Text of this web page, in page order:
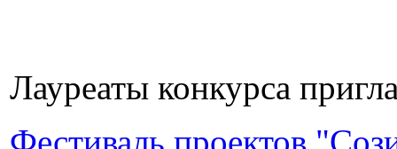
Лауреаты конкурса